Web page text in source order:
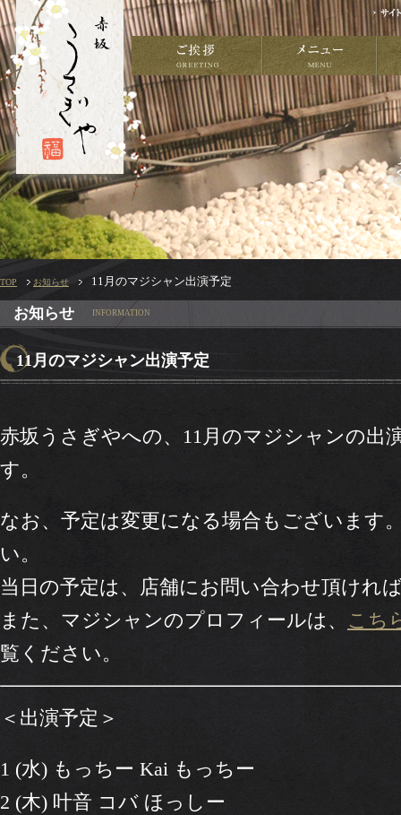
TOP お知らせ 11月のマジシャン出演予定
お知らせ INFORMATION
11月のマジシャン出演予定
赤坂うさぎやへの、11月のマジシャンの出
す。
なお、予定は変更になる場合もございます
い。
当日の予定は、店舗にお問い合わせ頂けれ
また、マジシャンのプロフィールは、 こち
覧ください。
＜出演予定＞
1 (水) もっちー Kai もっちー
2 (木) 叶音 コバ ほっしー